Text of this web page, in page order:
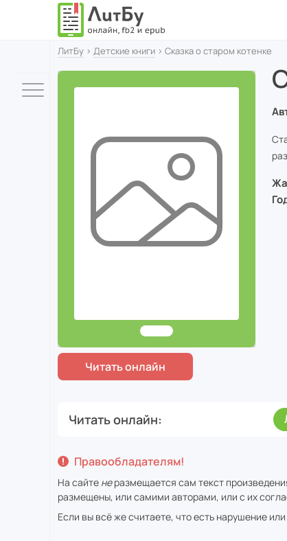
ЛитБу › Детские книги › Сказка о старом котенке
Читать онлайн
Правообладателям!
На сайте неразмещается сам текст
размещены, или самими авторами, или с их
Если вы всё же считаете, что есть нарушение